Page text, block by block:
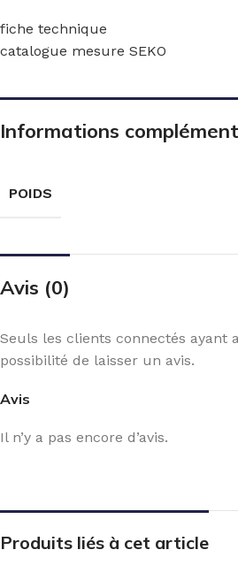
fiche technique
catalogue mesure SEKO
Informations
POIDS
Avis (0)
Avis
Il n’y a pas encore d’avis.
Seuls les clients connectés ayant
possibilité de laisser un avis.
Produits liés à cet article